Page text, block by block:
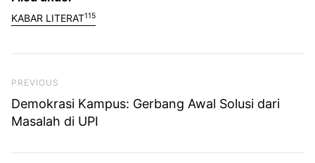
KABAR LITERAT115
Previous Post
PREVIOUS
Demokrasi Kampus: Gerbang Awal Solusi dari
Masalah di UPI